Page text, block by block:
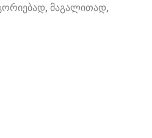
მაგალითად,